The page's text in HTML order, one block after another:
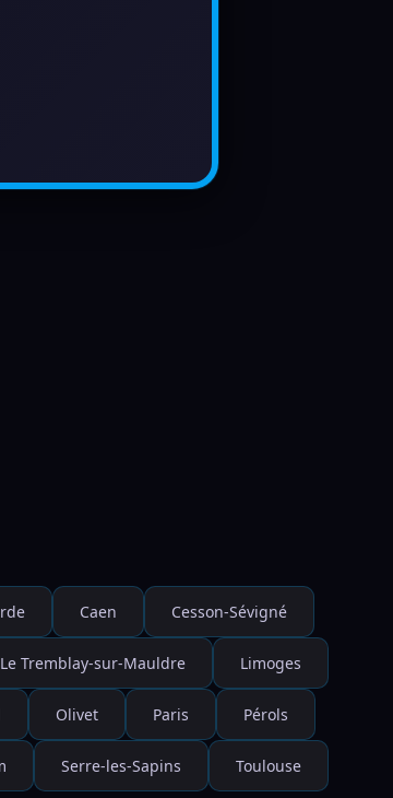
Caen Cesson-Sévigné
Le Tremblay-sur-Mauldre Limoges
Olivet Paris Pérols
Serre-les-Sapins Toulouse